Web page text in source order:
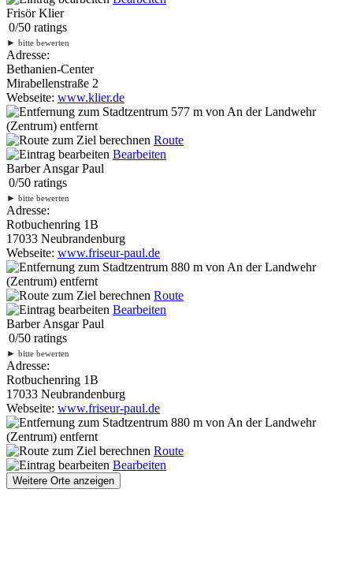
Frisör Klier
0/50 ratings
► bitte bewerten
Adresse:
Bethanien-Center
Mirabellenstraße 2
Webseite: www.klier.de
577 m von An der Landwehr
(Zentrum) entfernt
Route
Bearbeiten
Barber Ansgar Paul
0/50 ratings
► bitte bewerten
Adresse:
Rotbuchenring 1B
17033 Neubrandenburg
Webseite: www.friseur-paul.de
880 m von An der Landwehr
(Zentrum) entfernt
Route
Bearbeiten
Barber Ansgar Paul
0/50 ratings
► bitte bewerten
Adresse:
Rotbuchenring 1B
17033 Neubrandenburg
Webseite: www.friseur-paul.de
880 m von An der Landwehr
(Zentrum) entfernt
Route
Bearbeiten
Weitere Orte anzeigen